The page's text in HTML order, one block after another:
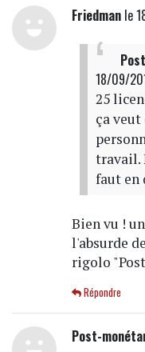
Friedmanle
18/09/
25
ça
travail.
faut en
Bien vu !
l'absurde
rigolo
Répondre
Post-